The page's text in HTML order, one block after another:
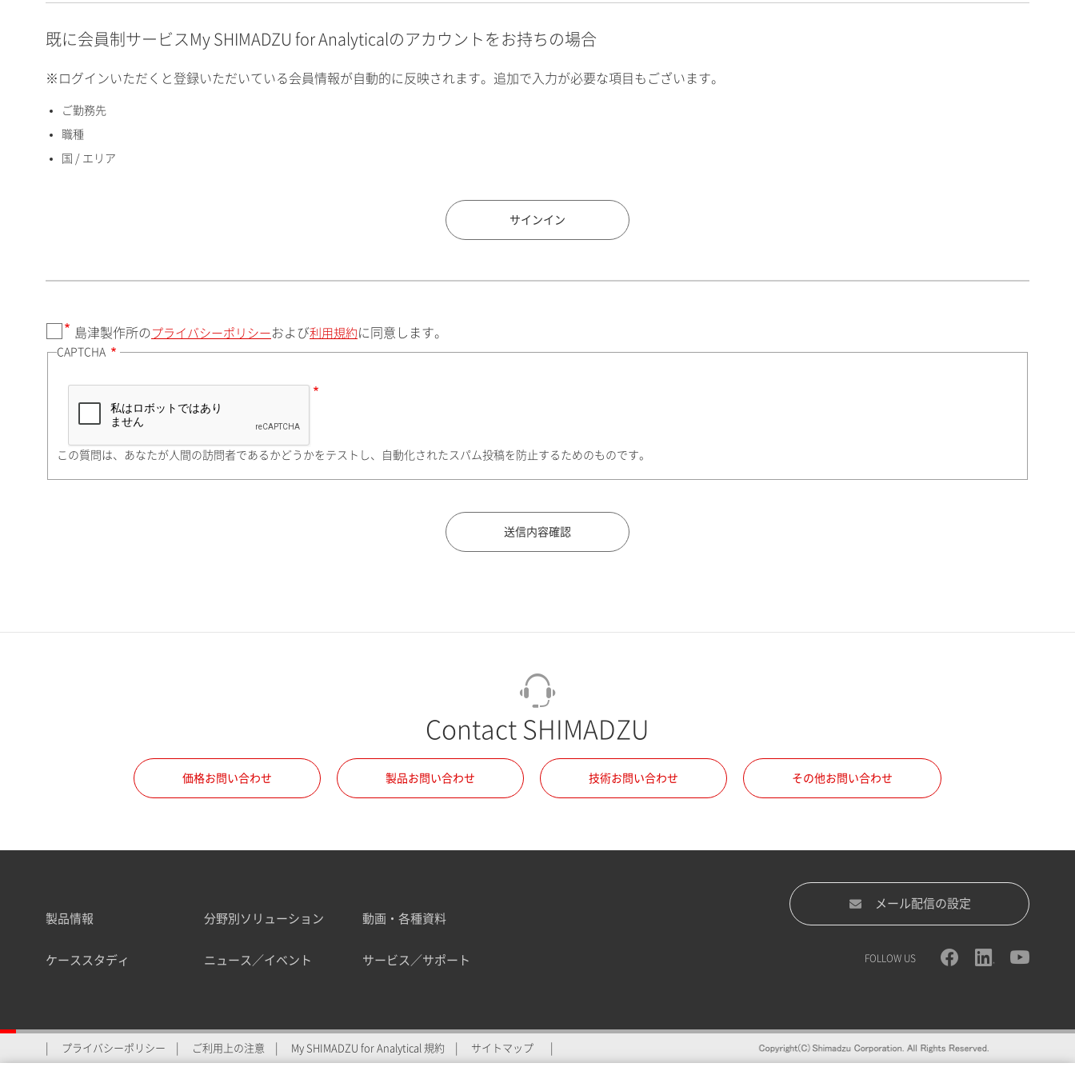
英数）
国 / エリア
住所検索
都道府県（勤務先）
町名・番地（勤務先）
所属部署
会員制サービスMySHIMADZU for Analyticalへの登録をおすすめします。
既に会員制サービスMy SHIMADZU for Analyticalのアカウントをお持ちの場合
※ログインいただくと登録いただいている会員情報が自動的に反映されます。追加で入力が必要な項目もございます。
ご勤務先
職種
国 / エリア
サインイン
島津製作所の プライバシーポリシー および利用規約 に同意します。
CAPTCHA
この質問は、あなたが人間の訪問者であるかどうかをテストし、自動化されたスパム投稿を防止するためのものです。
Contact SHIMADZU
価格お問い合わせ 製品お問い合わせ 技術お問い合わせ その他お問い合わせ
製品情報 分野別ソリューション 動画・各種資料
ケーススタディ ニュース／イベント サービス／サポート
メール配信の設定
FOLLOW US
プライバシーポリシー ご利用上の注意 My SHIMADZU for Analytical 規約 サイトマップ